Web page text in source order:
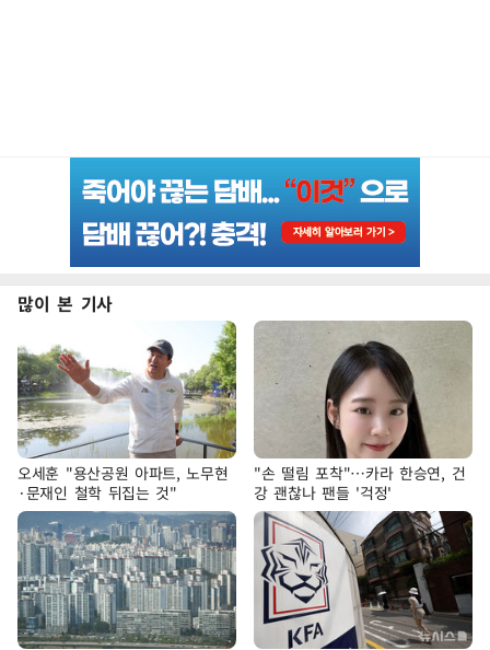
많이 본 기사
오세훈 "용산공원 아파트, 노무현
·문재인 철학 뒤집는 것"
"손 떨림 포착"…카라 한승연, 건
강 괜찮나 팬들 '걱정'